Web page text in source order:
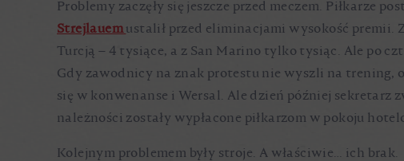
Problemy zaczęły się jeszcze przed meczem. Piłkarze
Strejlauemustalił przed eliminacjami wysokość premii.
Turcją – 4 tysiące, a z San Marino tylko tysiąc. Ale po
Gdy zawodnicy na znak protestu nie wyszli na trening,
się w konwenanse i Wersal. Ale dzień później sekretarz
należności zostały wypłacone piłkarzom w pokoju
Kolejnym problemem były stroje. A właściwie… ich brak.